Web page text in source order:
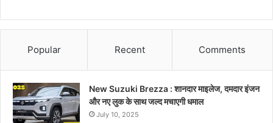
Popular Recent Comments
New Suzuki Brezza : शानदार माइलेज, दमदार इंजन
और नए लुक के साथ जल्द मचाएगी धमाल
July 10, 2025